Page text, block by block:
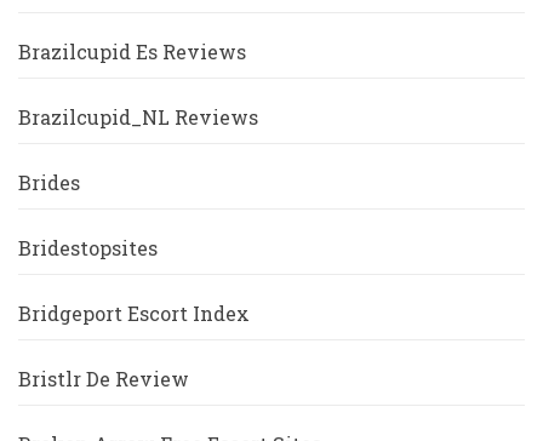
Brazilcupid Es Reviews
Brazilcupid_NL Reviews
Brides
Bridestopsites
Bridgeport Escort Index
Bristlr De Review